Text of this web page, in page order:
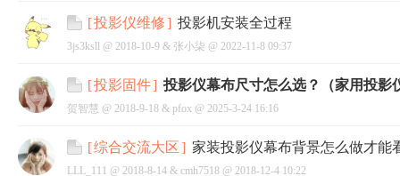
[投影仪维修] 投影机安装全过程
3js3ksll @ 2018-10-9 & 张小柒 @ 2022-11-8 09:37
[投影固件] 投影仪幕布尺寸怎么选？（家用投影
贺智慧 @ 2018-9-18 & pfox @ 2025-3-24 16:16
[综合交流大区] 家装投影仪幕布背景怎么做才能
LLL_111 @ 2018-8-14 & cmh7518 @ 2018-12-4 10:22